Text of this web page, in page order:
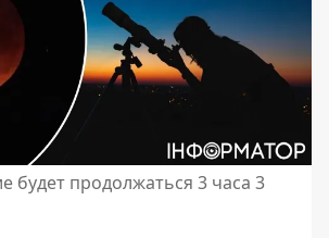
будет продолжаться 3 часа 3